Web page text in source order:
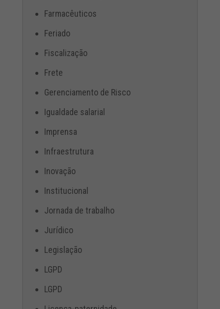
Farmacêuticos
Feriado
Fiscalização
Frete
Gerenciamento de Risco
Igualdade salarial
Imprensa
Infraestrutura
Inovação
Institucional
Jornada de trabalho
Jurídico
Legislação
LGPD
LGPD